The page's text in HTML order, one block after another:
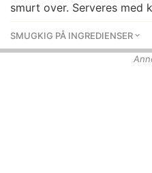
smurt over. Serveres med
SMUGKIG PÅ INGREDIENSER